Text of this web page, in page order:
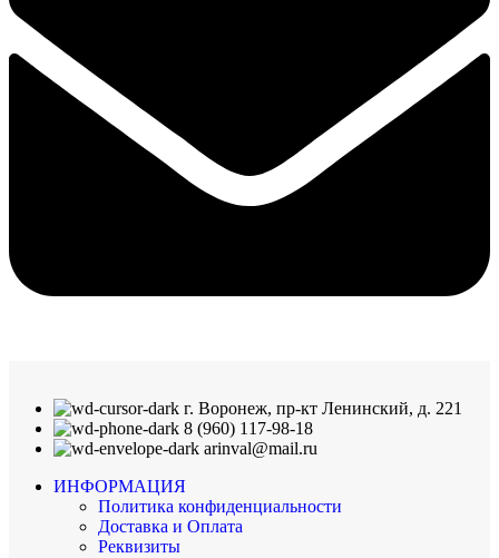
г. Воронеж, пр-кт Ленинский, д. 221
8 (960) 117-98-18
arinval@mail.ru
ИНФОРМАЦИЯ
Политика конфиденциальности
Доставка и Оплата
Реквизиты